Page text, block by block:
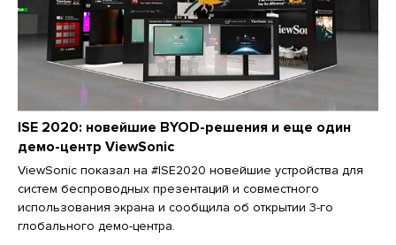
ISE 2020: новейшие BYOD-решения и еще один
демо-центр ViewSonic
ViewSonic показал на #ISE2020 новейшие устройства для
систем беспроводных презентаций и совместного
использования экрана и сообщила об открытии 3-го
глобального демо-центра.